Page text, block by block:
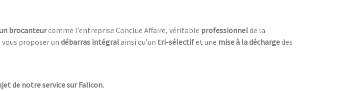
brocanteurcomme l’entreprise Conclue Affaire, véritable professionnelde la
proposer un débarras intégralainsi qu’un tri-sélectifet une mise à la déchargedes
de notre service sur Falicon.